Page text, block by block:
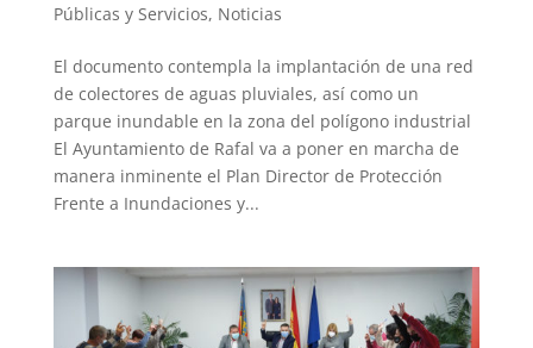
Públicas y Servicios, Noticias
El documento contempla la implantación de una red
de colectores de aguas pluviales, así como un
parque inundable en la zona del polígono industrial
El Ayuntamiento de Rafal va a poner en marcha de
manera inminente el Plan Director de Protección
Frente a Inundaciones y...